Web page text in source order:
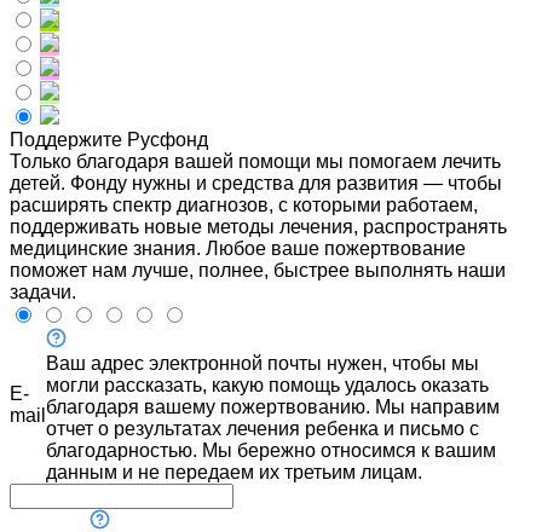
Поддержите Русфонд
Только благодаря вашей помощи мы помогаем лечить
детей. Фонду нужны и средства для развития — чтобы
расширять спектр диагнозов, с которыми работаем,
поддерживать новые методы лечения, распространять
медицинские знания. Любое ваше пожертвование
поможет нам лучше, полнее, быстрее выполнять наши
задачи.
E-
mail
Ваш адрес электронной почты нужен, чтобы мы
могли рассказать, какую помощь удалось оказать
благодаря вашему пожертвованию. Мы направим
отчет о результатах лечения ребенка и письмо с
благодарностью. Мы бережно относимся к вашим
данным и не передаем их третьим лицам.